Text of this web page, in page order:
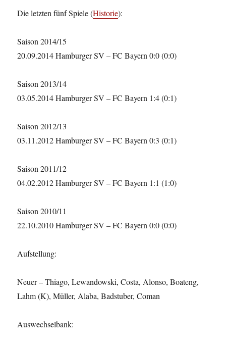
Die letzten fünf Spiele (Historie):
Saison 2014/15
20.09.2014 Hamburger SV – FC Bayern 0:0 (0:0)
Saison 2013/14
03.05.2014 Hamburger SV – FC Bayern 1:4 (0:1)
Saison 2012/13
03.11.2012 Hamburger SV – FC Bayern 0:3 (0:1)
Saison 2011/12
04.02.2012 Hamburger SV – FC Bayern 1:1 (1:0)
Saison 2010/11
22.10.2010 Hamburger SV – FC Bayern 0:0 (0:0)
Aufstellung:
Neuer – Thiago, Lewandowski, Costa, Alonso, Boateng,
Lahm (K), Müller, Alaba, Badstuber, Coman
Auswechselbank: